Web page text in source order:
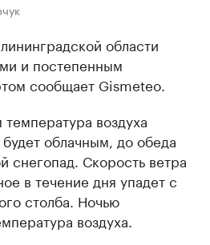
области
и постепенным
сообщает Gismeteo.
воздуха
облачным, до обеда
снегопад. Скорость ветра
в течение дня упадет с
столба. Ночью
воздуха.